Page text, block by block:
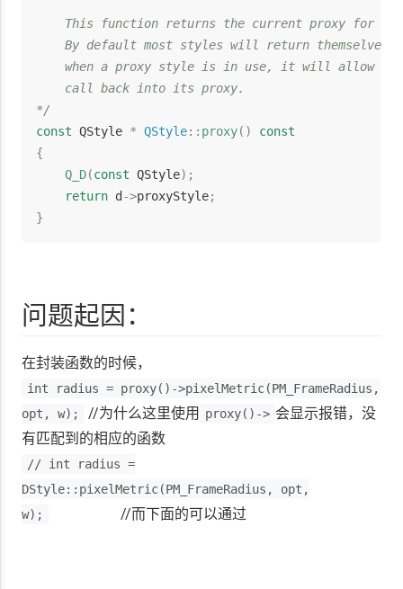
This function returns the current proxy for
By default most styles will return themselves.
when a proxy style is in use, it will allow
    call back into its proxy.
*/
const QStyle * QStyle:: proxy( )
const
{
Q_D(const QStyle) ;
return d ->proxyStyle;
}
问题起因：
在封装函数的时候，
int radius = proxy()->pixelMetric(PM_FrameRadius,
opt, w);
//为什么这里使用 proxy()-> 会显示报错，没
有匹配到的相应的函数
// int radius =
DStyle::pixelMetric(PM_FrameRadius, opt,
w);
//而下面的可以通过